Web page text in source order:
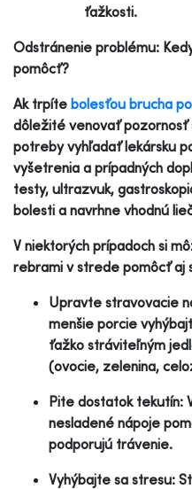
ťažkosti.
Odstránenie problému:
pomôcť?
Ak trpíte bolesťou brucha
dôležité venovať pozornosť
potreby vyhľadať lekársku
vyšetrenia a prípadných
testy, ultrazvuk,
bolesti a navrhne vhodnú
V niektorých prípadoch si
rebrami v strede pomôcť aj
Upravte stravovacie
menšie porcie
ťažko stráviteľným
(ovocie, zelenina,
Pite dostatok tekutín:
nesladené nápoje
podporujú trávenie.
Vyhýbajte sa stresu: